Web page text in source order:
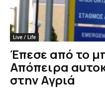
Live / Life
Έπεσε από το
Απόπειρα
στην Αγριά